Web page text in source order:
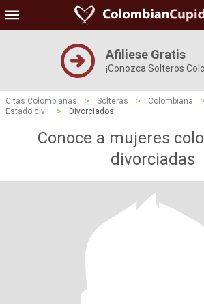
Afiliese Gratis
¡Conozca Solteros
Citas Colombianas > Solteras > Colombiana >
Estado civil
> Divorciados
Conoce a mujeres
divorciadas